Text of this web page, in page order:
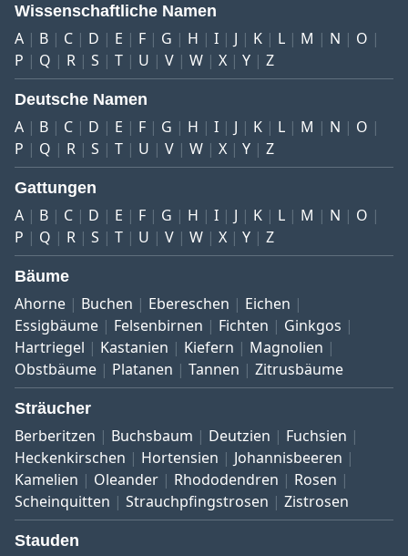
Wissenschaftliche Namen
A B C D E F G H I J K L M N
O
P
Q R S T U V W X Y Z
Deutsche Namen
A B C D E F G H I J K L M N
O
P
Q R S T U V W X Y Z
Gattungen
A B C D E F G H I J K L M N
O
P
Q R S T U V W X Y Z
Bäume
Ahorne Buchen Ebereschen
Eichen
Essigbäume
Felsenbirnen Fichten
Ginkgos
Hartriegel
Kastanien Kiefern
Magnolien
Obstbäume
Platanen Tannen Zitrusbäume
Sträucher
Berberitzen Buchsbaum Deutzien
Fuchsien
Heckenkirschen
Hortensien
Johannisbeeren
Kamelien
Oleander Rhododendren
Rosen
Scheinquitten
Strauchpfingstrosen Zistrosen
Stauden